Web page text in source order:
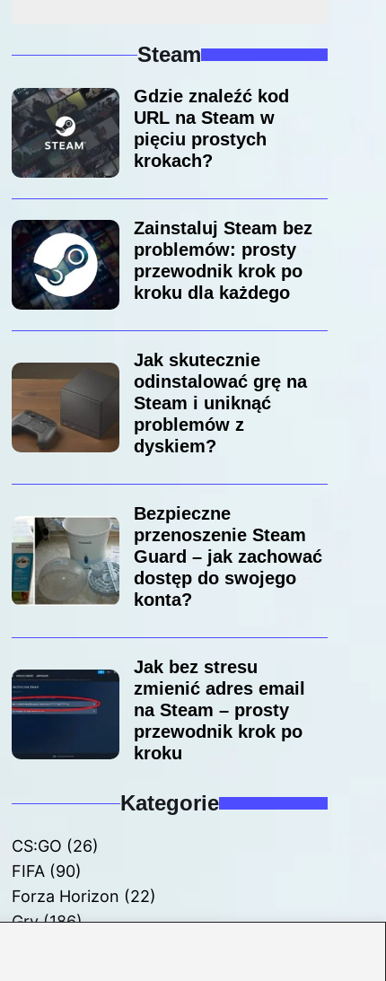
Steam
Gdzie znaleźć kod
URL na Steam w
pięciu prostych
krokach?
Zainstaluj Steam bez
problemów: prosty
przewodnik krok po
kroku dla każdego
Jak skutecznie
odinstalować grę na
Steam i uniknąć
problemów z
dyskiem?
Bezpieczne
przenoszenie Steam
Guard – jak zachować
dostęp do swojego
konta?
Jak bez stresu
zmienić adres email
na Steam – prosty
przewodnik krok po
kroku
Kategorie
CS:GO (26)
FIFA(90)
Forza Horizon (22)
Gry(186)